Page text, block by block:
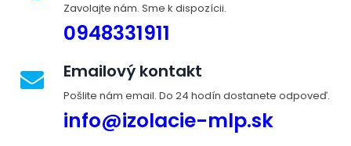
Zavolajte nám. Sme k dispozícii.
0948331911
Emailový kontakt
Pošlite nám email. Do 24 hodín dostanete odpoveď.
info@izolacie-mlp.sk